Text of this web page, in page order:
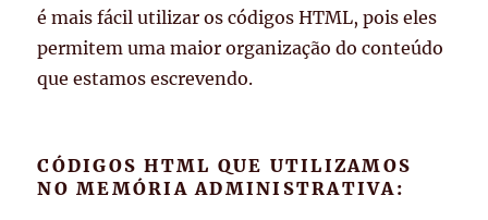
é mais fácil utilizar os códigos HTML, pois eles
permitem uma maior organização do conteúdo
que estamos escrevendo.
CÓDIGOS HTML QUE UTILIZAMOS
NO MEMÓRIA ADMINISTRATIVA: